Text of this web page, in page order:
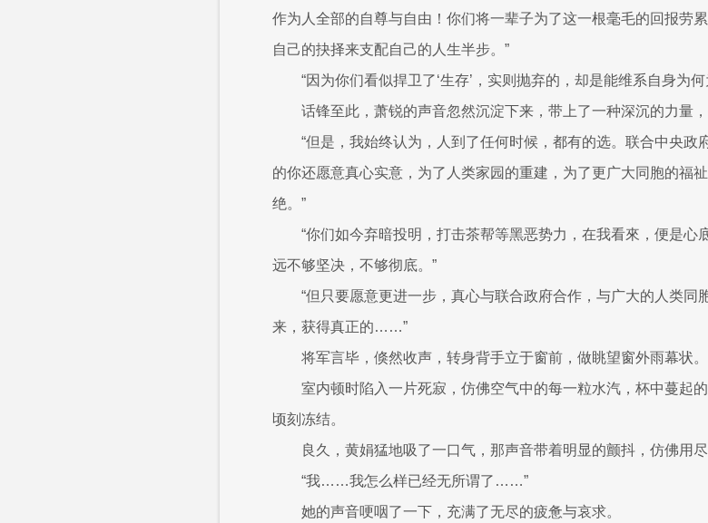
作为人全部的自尊与自由！你们将一辈子为了这一根毫毛的回报劳
自己的抉择来支配自己的人生半步。”
“因为你们看似捍卫了‘生存’，实则抛弃的，却是能维系自身为何
话锋至此，萧锐的声音忽然沉淀下来，带上了一种深沉的力量
“但是，我始终认为，人到了任何时候，都有的选。联合中央政
的你还愿意真心实意，为了人类家园的重建，为了更广大同胞的
绝。”
“你们如今弃暗投明，打击茶帮等黑恶势力，在我看來，便是心
远不够坚决，不够彻底。”
“但只要愿意更进一步，真心与联合政府合作，与广大的人类同
来，获得真正的……”
将军言毕，倏然收声，转身背手立于窗前，做眺望窗外雨幕状。
室内顿时陷入一片死寂，仿佛空气中的每一粒水汽，杯中蔓起
顷刻冻结。
良久，黄娟猛地吸了一口气，那声音带着明显的颤抖，仿佛用
“我……我怎么样已经无所谓了……”
她的声音哽咽了一下，充满了无尽的疲惫与哀求。